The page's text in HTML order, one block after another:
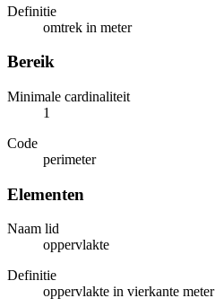
Definitie
omtrek in meter
Bereik
Minimale cardinaliteit
1
Code
perimeter
Elementen
Naam lid
oppervlakte
Definitie
oppervlakte in vierkante meter